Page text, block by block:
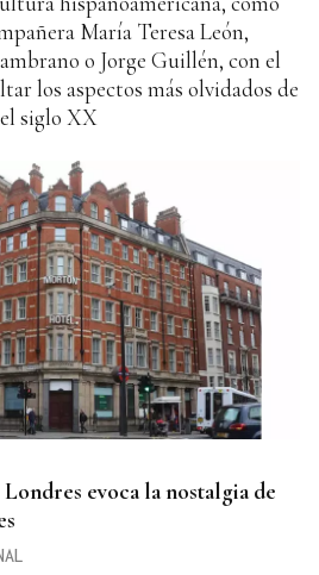
María Teresa León,
o Jorge Guillén, con el
los aspectos más olvidados de
siglo XX
evoca la nostalgia de